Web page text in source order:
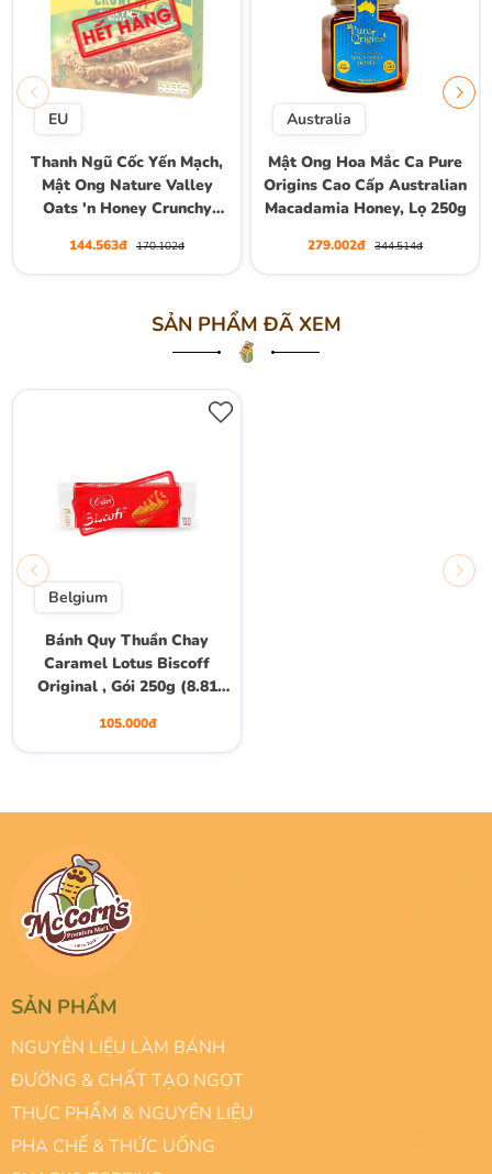
EU
Thanh Ngũ Cốc Yến Mạch,
Mật Ong Nature Valley
Oats 'n Honey Crunchy
Thanh (5 Gói) , Hộp 210g
144.563đ 170.102đ
Australia
Mật Ong Hoa Mắc Ca Pure
Origins Cao Cấp Australian
Macadamia Honey, Lọ 250g
279.002đ 344.514đ
SẢN PHẨM ĐÃ XEM
Belgium
Bánh Quy Thuần Chay
Caramel Lotus Biscoff
Original , Gói 250g (8.81
105.000đ
SẢN PHẨM
NGUYÊN LIỆU LÀM BÁNH
ĐƯỜNG & CHẤT TẠO NGỌT
THỰC PHẨM & NGUYÊN LIỆU
PHA CHẾ & THỨC UỐNG